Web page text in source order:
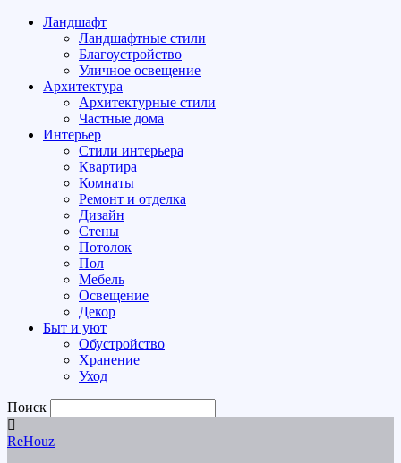
Ландшафт
Ландшафтные стили
Благоустройство
Уличное освещение
Архитектура
Архитектурные стили
Частные дома
Интерьер
Стили интерьера
Квартира
Комнаты
Ремонт и отделка
Дизайн
Стены
Потолок
Пол
Мебель
Освещение
Декор
Быт и уют
Обустройство
Хранение
Уход
Поиск
ReHouz